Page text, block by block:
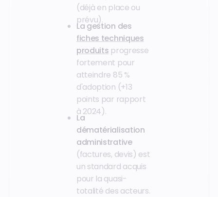
(déjà en place ou
prévu).
La gestion des
fiches techniques
produits progresse
fortement pour
atteindre 85 %
d'adoption (+13
points par rapport
à 2024).
La
dématérialisation
administrative
(factures, devis) est
un standard acquis
pour la quasi-
totalité des acteurs.